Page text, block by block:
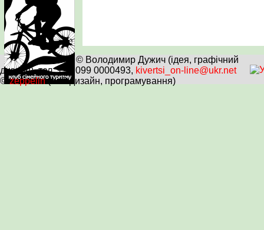
© Володимир Дужич (ідея, графічний
дизайн), тел. +38 099 0000493, kivertsi_on-line@ukr.net
©zeppelin(веб-дизайн, програмування)